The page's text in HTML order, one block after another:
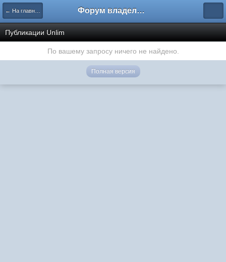
← На главную Форум владельцев интернет-магазинов
Публикации Unlim
По вашему запросу ничего не найдено.
Полная версия